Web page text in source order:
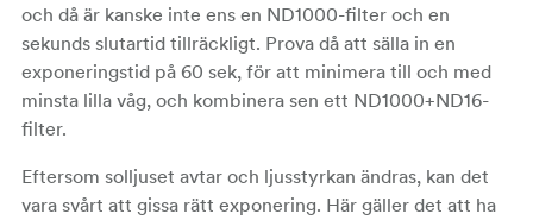
och då är kanske inte ens en ND1000-filter och en
sekunds slutartid tillräckligt. Prova då att sälla in en
exponeringstid på 60 sek, för att minimera till och med
minsta lilla våg, och kombinera sen ett ND1000+ND16-
filter.
Eftersom solljuset avtar och ljusstyrkan ändras, kan det
vara svårt att gissa rätt exponering. Här gäller det att ha